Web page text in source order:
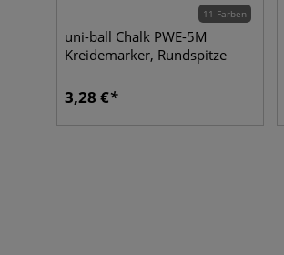
11 Farben
uni-ball Chalk PWE-5M
Kreidemarker, Rundspitze
3,28 €